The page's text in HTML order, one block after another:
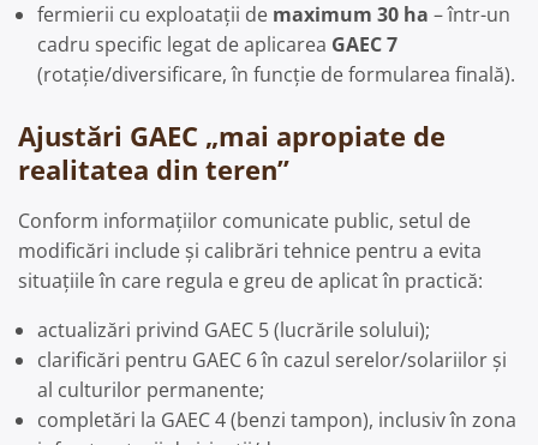
fermierii cu exploatații de maximum 30 ha – într-un
cadru specific legat de aplicarea GAEC 7
(rotație/diversificare, în funcție de formularea finală).
Ajustări GAEC „mai apropiate de
realitatea din teren”
Conform informațiilor comunicate public, setul de
modificări include și calibrări tehnice pentru a evita
situațiile în care regula e greu de aplicat în practică:
actualizări privind GAEC 5 (lucrările solului);
clarificări pentru GAEC 6 în cazul serelor/solariilor și
al culturilor permanente;
completări la GAEC 4 (benzi tampon), inclusiv în zona